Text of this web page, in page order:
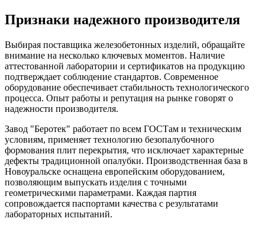
Признаки надежного производителя
Выбирая поставщика железобетонных изделий, обращайте
внимание на несколько ключевых моментов. Наличие
аттестованной лаборатории и сертификатов на продукцию
подтверждает соблюдение стандартов. Современное
оборудование обеспечивает стабильность технологического
процесса. Опыт работы и репутация на рынке говорят о
надежности производителя.
Завод "Беротек" работает по всем ГОСТам и техническим
условиям, применяет технологию безопалубочного
формования плит перекрытия, что исключает характерные
дефекты традиционной опалубки. Производственная база в
Новоуральске оснащена европейским оборудованием,
позволяющим выпускать изделия с точными
геометрическими параметрами. Каждая партия
сопровождается паспортами качества с результатами
лабораторных испытаний.